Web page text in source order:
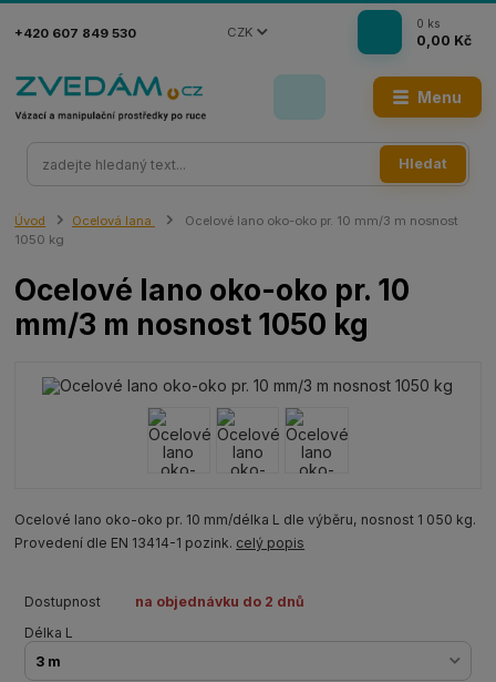
Menu
CZK
Hledat
+420 607 849 530
0 ks
0,00 Kč
Úvod Ocelová lana
Ocelové lano oko-oko pr. 10 mm/3 m nosnost
1050 kg
Ocelové lano oko-oko pr. 10
mm/3 m nosnost 1050 kg
Ocelové lano oko-oko pr. 10 mm/délka L dle výběru, nosnost 1 050 kg.
Provedení dle EN 13414-1 pozink. celý popis
Dostupnost
na objednávku do 2 dnů
Délka L